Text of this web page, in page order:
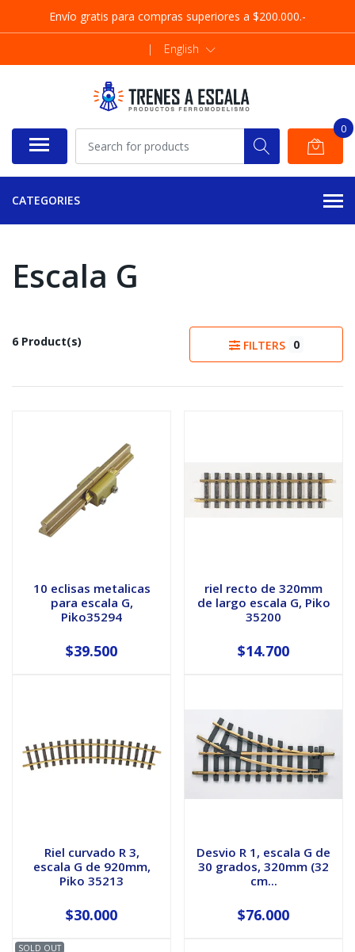
Envío gratis para compras superiores a $200.000.-
| English
0
CATEGORIES
Escala G
6 Product(s) FILTERS 0
10 eclisas metalicas
para escala G,
Piko35294
$39.500
riel recto de 320mm
de largo escala G, Piko
35200
$14.700
Riel curvado R 3,
escala G de 920mm,
Piko 35213
$30.000
Desvio R 1, escala G de
30 grados, 320mm (32
cm...
$76.000
SOLD OUT